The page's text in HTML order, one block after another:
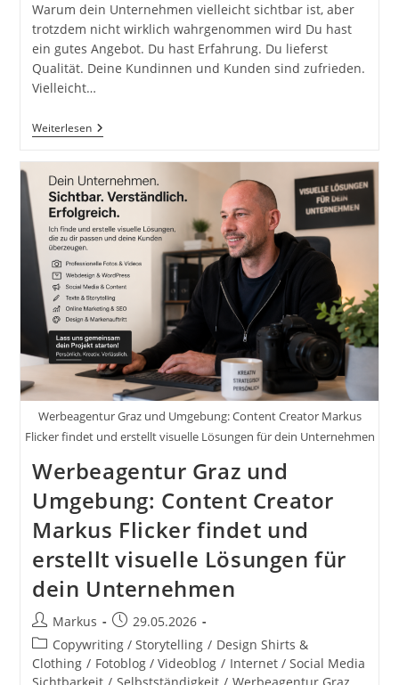
Warum dein Unternehmen vielleicht sichtbar ist, aber
trotzdem nicht wirklich wahrgenommen wird Du hast
ein gutes Angebot. Du hast Erfahrung. Du lieferst
Qualität. Deine Kundinnen und Kunden sind zufrieden.
Vielleicht…
WeiterlesenContent
Creator
Was
Er
Macht
Und
Warum
Business
Davon
Profitiert
Werbeagentur Graz und Umgebung: Content Creator Markus
Flicker findet und erstellt visuelle Lösungen für dein Unternehmen
Werbeagentur Graz und
Umgebung: Content Creator
Markus Flicker findet und
erstellt visuelle Lösungen für
dein Unternehmen
Beitrags-
Autor:
Markus
Beitrag
veröffentlicht:
29.05.2026
Beitrags-
Kategorie:
Copywriting / Storytelling / Design Shirts &
Clothing / Fotoblog / Videoblog / Internet / Social Media